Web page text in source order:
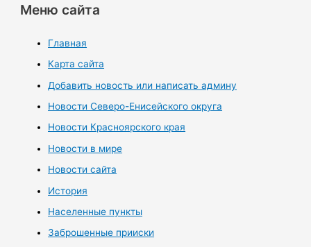
Меню сайта
Главная
Карта сайта
Добавить новость или написать админу
Новости Северо-Енисейского округа
Новости Красноярского края
Новости в мире
Новости сайта
История
Населенные пункты
Заброшенные прииски